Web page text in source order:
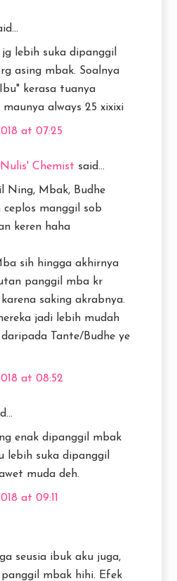
lebih suka dipanggil
asing mbak. Soalnya
kerasa tuanya
maunya always 25 xixixi
at 07:25
Chemist said...
Ning, Mbak, Budhe
ceplos manggil sob
keren haha
sih hingga akhirnya
panggil mba kr
saking akrabnya.
jadi lebih mudah
Tante/Budhe ye
at 08:52
enak dipanggil mbak
lebih suka dipanggil
muda deh.
at 09:11
seusia ibuk aku juga,
mbak hihi. Efek